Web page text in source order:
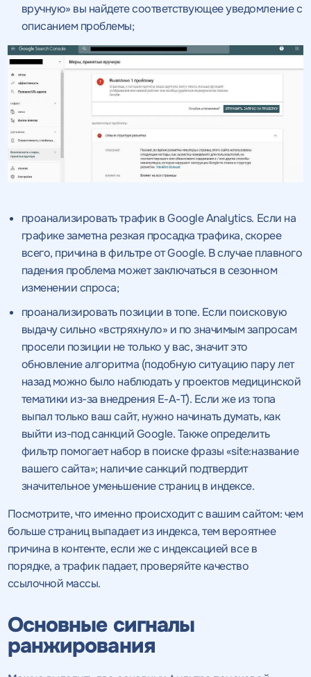
вручную» вы найдете соответствующее уведомление с
описанием проблемы;
проанализировать трафик в Google Analytics. Если на
графике заметна резкая просадка трафика, скорее
всего, причина в фильтре от Google. В случае плавного
падения проблема может заключаться в сезонном
изменении спроса;
проанализировать позиции в топе. Если поисковую
выдачу сильно «встряхнуло» и по значимым запросам
просели позиции не только у вас, значит это
обновление алгоритма (подобную ситуацию пару лет
назад можно было наблюдать у проектов медицинской
тематики из-за внедрения E-A-T). Если же из топа
выпал только ваш сайт, нужно начинать думать, как
выйти из-под санкций Google. Также определить
фильтр помогает набор в поиске фразы «site:название
вашего сайта»; наличие санкций подтвердит
значительное уменьшение страниц в индексе.
Посмотрите, что именно происходит с вашим сайтом: чем
больше страниц выпадает из индекса, тем вероятнее
причина в контенте, если же с индексацией все в
порядке, а трафик падает, проверяйте качество
ссылочной массы.
Основные сигналы
ранжирования